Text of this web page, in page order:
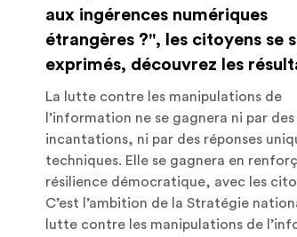
aux ingérences numériques
étrangères ?", les citoyens se
exprimés, découvrez les
La lutte contre les manipulations de
l’information ne se gagnera ni par des
incantations, ni par des réponses
techniques. Elle se gagnera en
résilience démocratique, avec les
C’est l’ambition de la Stratégie
lutte contre les manipulations de